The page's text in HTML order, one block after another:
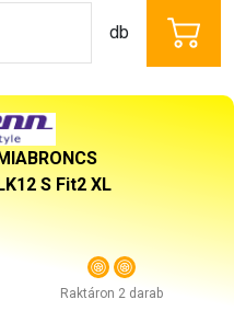
db
S Fit2 XL
Raktáron 2 darab